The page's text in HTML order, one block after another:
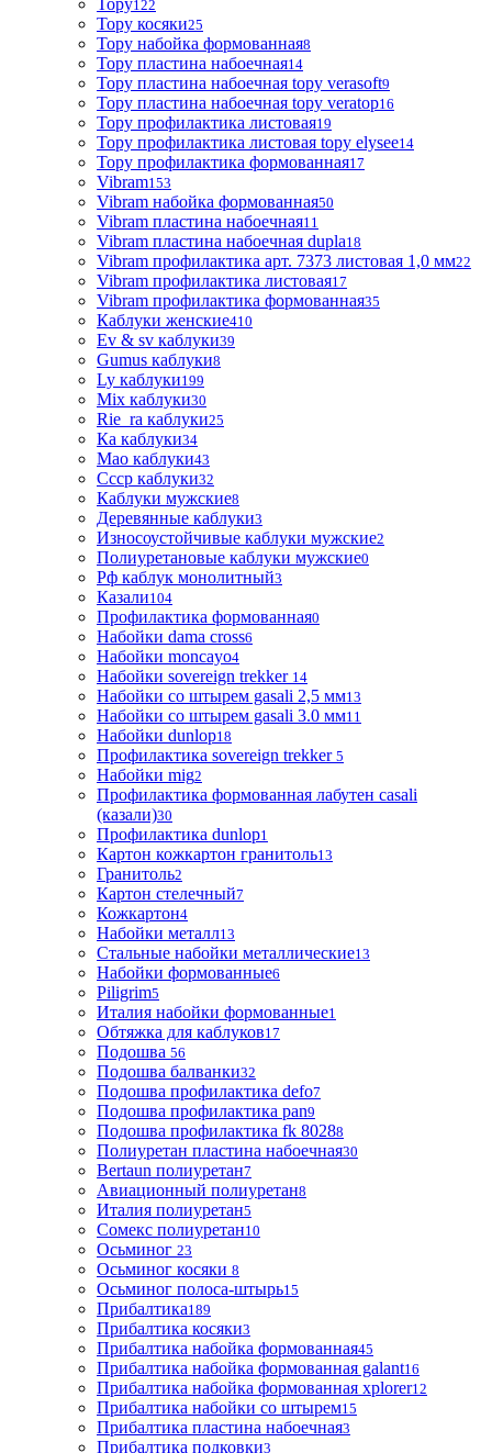
Topy122
Topy косяки25
Topy набойка формованная8
Topy пластина набоечная14
Topy пластина набоечная topy verasoft9
Topy пластина набоечная topy veratop16
Topy профилактика листовая19
Topy профилактика листовая topy elysee14
Topy профилактика формованная17
Vibram153
Vibram набойка формованная50
Vibram пластина набоечная11
Vibram пластина набоечная dupla18
Vibram профилактика арт. 7373 листовая 1,0 мм22
Vibram профилактика листовая17
Vibram профилактика формованная35
Каблуки женские410
Ev & sv каблуки39
Gumus каблуки8
Ly каблуки199
Mix каблуки30
Rie_ra каблуки25
Ка каблуки34
Мао каблуки43
Ссср каблуки32
Каблуки мужские8
Деревянные каблуки3
Износоустойчивые каблуки мужские2
Полиуретановые каблуки мужские0
Рф каблук монолитный3
Казали104
Профилактика формованная0
Набойки dama cross6
Набойки moncayo4
Набойки sovereign trekker 14
Набойки со штырем gasali 2,5 мм13
Набойки со штырем gasali 3.0 мм11
Набойки dunlop18
Профилактика sovereign trekker 5
Набойки mig2
Профилактика формованная лабутен casali
(казали)30
Профилактика dunlop1
Картон кожкартон гранитоль13
Гранитоль2
Картон стелечный7
Кожкартон4
Набойки металл13
Стальные набойки металлические13
Набойки формованные6
Piligrim5
Италия набойки формованные1
Обтяжка для каблуков17
Подошва 56
Подошва балванки32
Подошва профилактика defo7
Подошва профилактика pan9
Подошва профилактика fk 80288
Полиуретан пластина набоечная30
Bertaun полиуретан7
Авиационный полиуретан8
Италия полиуретан5
Сомекс полиуретан10
Осьминог 23
Осьминог косяки 8
Осьминог полоса-штырь15
Прибалтика189
Прибалтика косяки3
Прибалтика набойка формованная45
Прибалтика набойка формованная galant16
Прибалтика набойка формованная xplorer12
Прибалтика набойки со штырем15
Прибалтика пластина набоечная3
Прибалтика подковки3